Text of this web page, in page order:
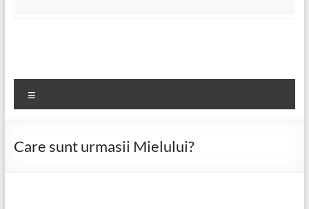
Care sunt urmasii Mielului?